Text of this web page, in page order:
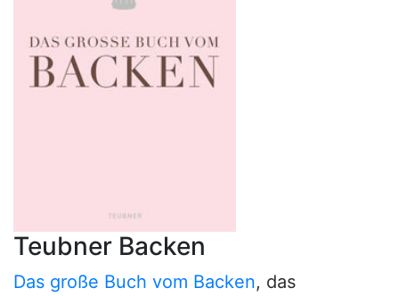
Teubner Backen
Das große Buch vom Backen, das